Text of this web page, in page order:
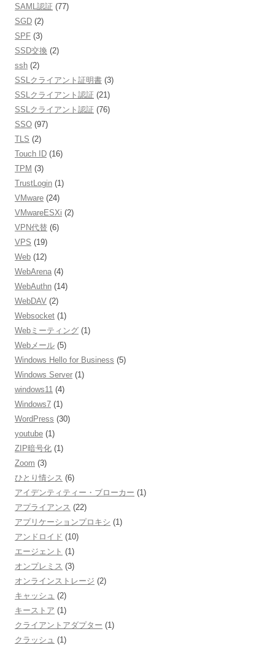
SAML認証 (77)
SGD (2)
SPF (3)
SSD交換 (2)
ssh (2)
SSLクライアント証明書 (3)
SSLクライアント認証 (21)
SSLクライアント認証 (76)
SSO (97)
TLS (2)
Touch ID (16)
TPM (3)
TrustLogin (1)
VMware (24)
VMwareESXi (2)
VPN代替 (6)
VPS (19)
Web (12)
WebArena (4)
WebAuthn (14)
WebDAV (2)
Websocket (1)
Webミーティング (1)
Webメール (5)
Windows Hello for Business (5)
Windows Server (1)
windows11 (4)
Windows7 (1)
WordPress (30)
youtube (1)
ZIP暗号化 (1)
Zoom (3)
ひとり情シス (6)
アイデンティティー・ブローカー (1)
アプライアンス (22)
アプリケーションプロキシ (1)
アンドロイド (10)
エージェント (1)
オンプレミス (3)
オンラインストレージ (2)
キャッシュ (2)
キーストア (1)
クライアントアダプター (1)
クラッシュ (1)